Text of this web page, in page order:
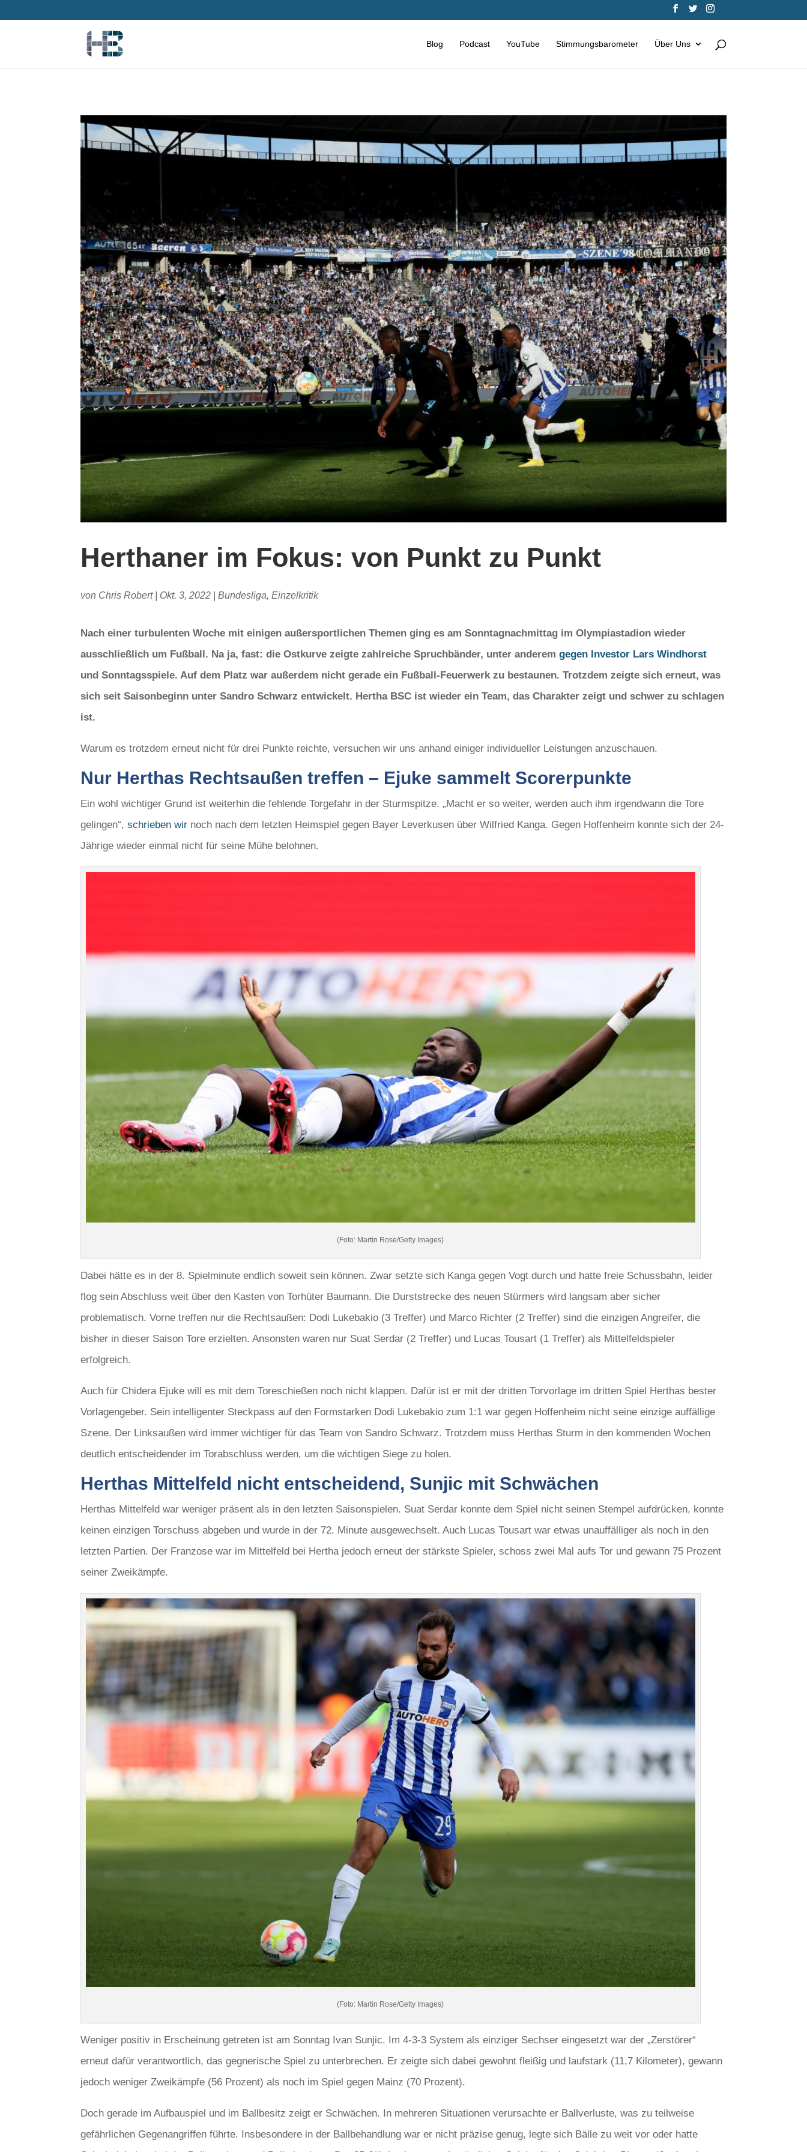
Blog Podcast YouTube Stimmungsbarometer Über Uns
Herthaner im Fokus: von Punkt zu Punkt
von Chris Robert| Okt. 3, 2022 |Bundesliga,Einzelkritik
Nach einer turbulenten Woche mit einigen außersportlichen Themen ging es am Sonntagnachmittag im Olympiastadion wieder
ausschließlich um Fußball. Na ja, fast: die Ostkurve zeigte zahlreiche Spruchbänder, unter anderemgegen Investor Lars Windhorst
und Sonntagsspiele. Auf dem Platz war außerdem nicht gerade ein Fußball-Feuerwerk zu bestaunen. Trotzdem zeigte sich erneut, was
sich seit Saisonbeginn unter Sandro Schwarz entwickelt. Hertha BSC ist wieder ein Team, das Charakter zeigt und schwer zu schlagen
ist.
Warum es trotzdem erneut nicht für drei Punkte reichte, versuchen wir uns anhand einiger individueller Leistungen anzuschauen.
Nur Herthas Rechtsaußen treffen – Ejuke sammelt Scorerpunkte
Ein wohl wichtiger Grund ist weiterhin die fehlende Torgefahr in der Sturmspitze. „Macht er so weiter, werden auch ihm irgendwann die Tore
gelingen“,schrieben wir noch nach dem letzten Heimspiel gegen Bayer Leverkusen über Wilfried Kanga. Gegen Hoffenheim konnte sich der 24-
Jährige wieder einmal nicht für seine Mühe belohnen.
(Foto: Martin Rose/Getty Images)
Dabei hätte es in der 8. Spielminute endlich soweit sein können. Zwar setzte sich Kanga gegen Vogt durch und hatte freie Schussbahn, leider
flog sein Abschluss weit über den Kasten von Torhüter Baumann. Die Durststrecke des neuen Stürmers wird langsam aber sicher
problematisch. Vorne treffen nur die Rechtsaußen: Dodi Lukebakio (3 Treffer) und Marco Richter (2 Treffer) sind die einzigen Angreifer, die
bisher in dieser Saison Tore erzielten. Ansonsten waren nur Suat Serdar (2 Treffer) und Lucas Tousart (1 Treffer) als Mittelfeldspieler
erfolgreich.
Auch für Chidera Ejuke will es mit dem Toreschießen noch nicht klappen. Dafür ist er mit der dritten Torvorlage im dritten Spiel Herthas bester
Vorlagengeber. Sein intelligenter Steckpass auf den Formstarken Dodi Lukebakio zum 1:1 war gegen Hoffenheim nicht seine einzige auffällige
Szene. Der Linksaußen wird immer wichtiger für das Team von Sandro Schwarz. Trotzdem muss Herthas Sturm in den kommenden Wochen
deutlich entscheidender im Torabschluss werden, um die wichtigen Siege zu holen.
Herthas Mittelfeld nicht entscheidend, Sunjic mit Schwächen
Herthas Mittelfeld war weniger präsent als in den letzten Saisonspielen. Suat Serdar konnte dem Spiel nicht seinen Stempel aufdrücken, konnte
keinen einzigen Torschuss abgeben und wurde in der 72. Minute ausgewechselt. Auch Lucas Tousart war etwas unauffälliger als noch in den
letzten Partien. Der Franzose war im Mittelfeld bei Hertha jedoch erneut der stärkste Spieler, schoss zwei Mal aufs Tor und gewann 75 Prozent
seiner Zweikämpfe.
(Foto: Martin Rose/Getty Images)
Weniger positiv in Erscheinung getreten ist am Sonntag Ivan Sunjic. Im 4-3-3 System als einziger Sechser eingesetzt war der „Zerstörer“
erneut dafür verantwortlich, das gegnerische Spiel zu unterbrechen. Er zeigte sich dabei gewohnt fleißig und laufstark (11,7 Kilometer), gewann
jedoch weniger Zweikämpfe (56 Prozent) als noch im Spiel gegen Mainz (70 Prozent).
Doch gerade im Aufbauspiel und im Ballbesitz zeigt er Schwächen. In mehreren Situationen verursachte er Ballverluste, was zu teilweise
gefährlichen Gegenangriffen führte. Insbesondere in der Ballbehandlung war er nicht präzise genug, legte sich Bälle zu weit vor oder hatte